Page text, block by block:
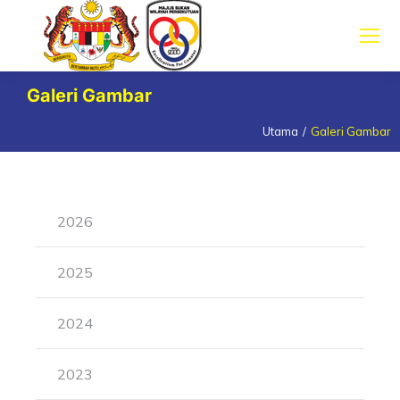
Galeri Gambar
Utama Galeri Gambar
2026
2025
2024
2023